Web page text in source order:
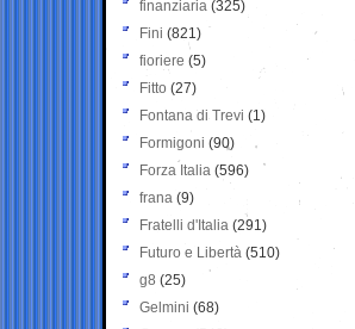
finanziaria (325)
Fini (821)
fioriere (5)
Fitto (27)
Fontana di Trevi (1)
Formigoni (90)
Forza Italia (596)
frana (9)
Fratelli d'Italia (291)
Futuro e Libertà (510)
g8 (25)
Gelmini (68)